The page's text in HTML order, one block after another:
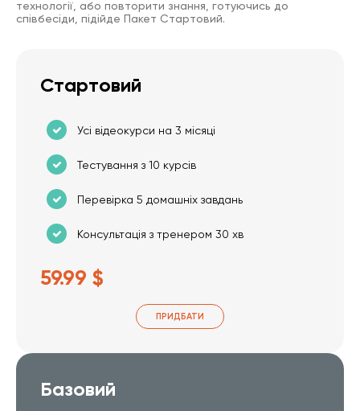
технології, або повторити знання, готуючись до
співбесіди, підійде Пакет Стартовий.
Стартовий
Усі відеокурси на 3 місяці
Тестування з 10 курсів
Перевірка 5 домашніх завдань
Консультація з тренером 30 хв
59.99 $
ПРИДБАТИ
Базовий